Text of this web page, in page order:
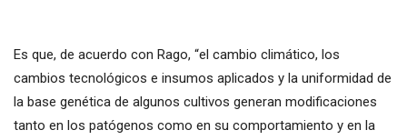
Es que, de acuerdo con Rago, “el cambio climático, los
cambios tecnológicos e insumos aplicados y la uniformidad de
la base genética de algunos cultivos generan modificaciones
tanto en los patógenos como en su comportamiento y en la